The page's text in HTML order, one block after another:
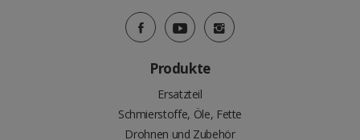
Produkte
Ersatzteil
Schmierstoffe, Öle, Fette
Drohnen und Zubehör